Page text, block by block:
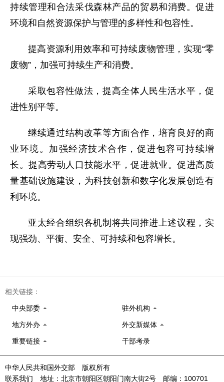
持续管理和合法采伐森林产品的贸易和消费。促进
环境和自然资源保护与管理的多样性和包容性。
提高资源利用效率和可持续废物管理，实现“零
废物”，加强可持续生产和消费。
采取包容性做法，提高全体人民生活水平，促
进性别平等。
继续通过结构改革等方面合作，培育良好的商
业环境。加强经济技术合作，促进包容可持续增
长。提高劳动人口技能水平，促进就业。促进高质
量基础设施建设，为科技创新和数字化发展创造有
利环境。
亚太经合组织各机制将共同推进上述议程，实
现强劲、平衡、安全、可持续和包容增长。
相关链接：
中央部委 驻外机构
地方外办 外交新媒体
重要链接 干部考录
中华人民共和国外交部 版权所有
联系我们 地址：北京市朝阳区朝阳门南大街2号 邮编：100701